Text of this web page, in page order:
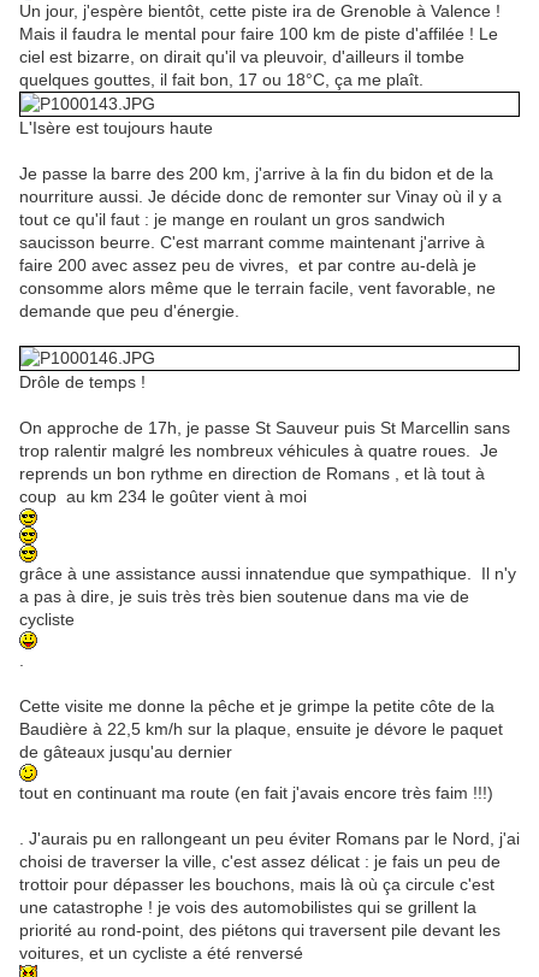
Un jour, j'espère bientôt, cette piste ira de Grenoble à Valence !
Mais il faudra le mental pour faire 100 km de piste d'affilée ! Le
ciel est bizarre, on dirait qu'il va pleuvoir, d'ailleurs il tombe
quelques gouttes, il fait bon, 17 ou 18°C, ça me plaît.
L'Isère est toujours haute
Je passe la barre des 200 km, j'arrive à la fin du bidon et de la
nourriture aussi. Je décide donc de remonter sur Vinay où il y a
tout ce qu'il faut : je mange en roulant un gros sandwich
saucisson beurre. C'est marrant comme maintenant j'arrive à
faire 200 avec assez peu de vivres, et par contre au-delà je
consomme alors même que le terrain facile, vent favorable, ne
demande que peu d'énergie.
Drôle de temps !
On approche de 17h, je passe St Sauveur puis St Marcellin sans
trop ralentir malgré les nombreux véhicules à quatre roues. Je
reprends un bon rythme en direction de Romans , et là tout à
coup au km 234 le goûter vient à moi
grâce à une assistance aussi innatendue que sympathique. Il n'y
a pas à dire, je suis très très bien soutenue dans ma vie de
cycliste
Cette visite me donne la pêche et je grimpe la petite côte de la
Baudière à 22,5 km/h sur la plaque, ensuite je dévore le paquet
de gâteaux jusqu'au dernier
tout en continuant ma route (en fait j'avais encore très faim !!!)
. J'aurais pu en rallongeant un peu éviter Romans par le Nord, j'ai
choisi de traverser la ville, c'est assez délicat : je fais un peu de
trottoir pour dépasser les bouchons, mais là où ça circule c'est
une catastrophe ! je vois des automobilistes qui se grillent la
priorité au rond-point, des piétons qui traversent pile devant les
voitures, et un cycliste a été renversé